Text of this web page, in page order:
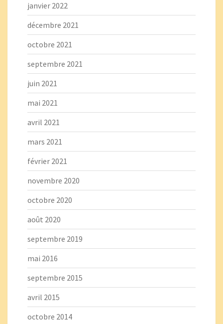
janvier 2022
décembre 2021
octobre 2021
septembre 2021
juin 2021
mai 2021
avril 2021
mars 2021
février 2021
novembre 2020
octobre 2020
août 2020
septembre 2019
mai 2016
septembre 2015
avril 2015
octobre 2014